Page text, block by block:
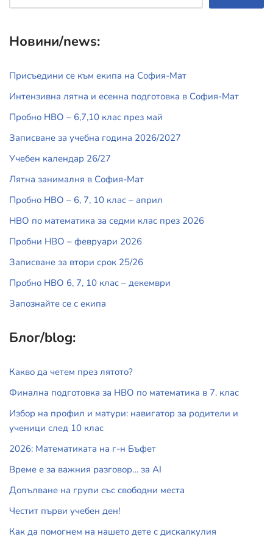
Новини/news:
Присъедини се към екипа на София-Мат
Интензивна лятна и есенна подготовка в София-Мат
Пробно НВО – 6,7,10 клас през май
Записване за учебна година 2026/2027
Учебен календар 26/27
Лятна занималня в София-Мат
Пробно НВО – 6, 7, 10 клас – април
НВО по математика за седми клас през 2026
Пробни НВО – февруари 2026
Записване за втори срок 25/26
Пробно НВО 6, 7, 10 клас – декември
Запознайте се с екипа
Блог/blog:
Какво да четем през лятото?
Финална подготовка за НВО по математика в 7. клас
Избор на профил и матури: навигатор за родители и
ученици след 10 клас
2026: Математиката на г-н Бъфет
Време е за важния разговор… за АI
Допълване на групи със свободни места
Честит първи учебен ден!
Как да помогнем на нашето дете с дискалкулия